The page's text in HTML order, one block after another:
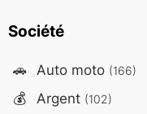
Société
🚗 Auto moto (166)
💰 Argent (102)